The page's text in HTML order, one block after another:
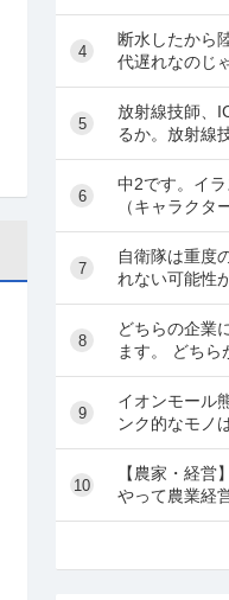
多分、生産技
だ後は、専業
いです。 トヨ
4
断水したから
代遅れなのじ
ね。2Lペット
載してそれを
の中で長い行
5
放射線技師、
るか。放射線
ね？
6
中2です。イ
（キャラクタ
するのは難し
とうございま
す。最近学校
7
自衛隊は重度
れない可能性
か？どのくら
りますか？警
の公安職も同
8
どちらの企業
ます。 どちら
か？？ A社 ・
・ゆるふわホ
手の平均的く
9
イオンモール
ンク的なモノ
ガスのタンク
したら、とん
妙に隠してる
10
【農家・経営
やって農業経
ここ数年だけ
の高騰、物流